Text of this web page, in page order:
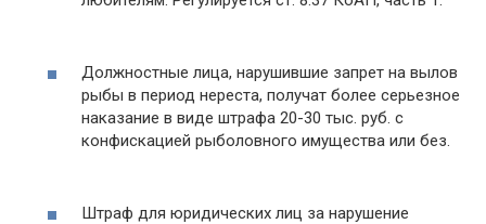
Должностные лица, нарушившие запрет на вылов
рыбы в период нереста, получат более серьезное
наказание в виде штрафа 20-30 тыс. руб. с
конфискацией рыболовного имущества или без.
Штраф для юридических лиц за нарушение